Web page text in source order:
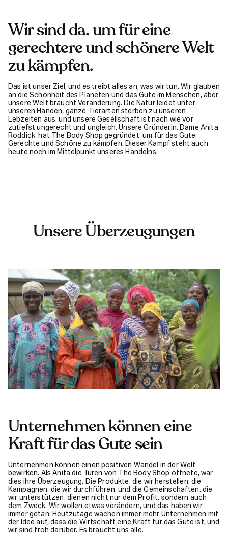
Wir sind da. um für eine
gerechtere und schönere Welt
zu kämpfen.
Das ist unser Ziel, und es treibt alles an, was wir tun. Wir glauben
an die Schönheit des Planeten und das Gute im Menschen, aber
unsere Welt braucht Veränderung. Die Natur leidet unter
unseren Händen, ganze Tierarten sterben zu unseren
Lebzeiten aus, und unsere Gesellschaft ist nach wie vor
zutiefst ungerecht und ungleich. Unsere Gründerin, Dame Anita
Roddick, hat The Body Shop gegründet, um für das Gute,
Gerechte und Schöne zu kämpfen. Dieser Kampf steht auch
heute noch im Mittelpunkt unseres Handelns.
Unsere Überzeugungen
Unternehmen können eine
Kraft für das Gute sein
Unternehmen können einen positiven Wandel in der Welt
bewirken. Als Anita die Türen von The Body Shop öffnete, war
dies ihre Überzeugung. Die Produkte, die wir herstellen, die
Kampagnen, die wir durchführen, und die Gemeinschaften, die
wir unterstützen, dienen nicht nur dem Profit, sondern auch
dem Zweck. Wir wollen etwas verändern, und das haben wir
immer getan. Heutzutage wachen immer mehr Unternehmen mit
der Idee auf, dass die Wirtschaft eine Kraft für das Gute ist, und
wir sind froh darüber. Es braucht uns alle.